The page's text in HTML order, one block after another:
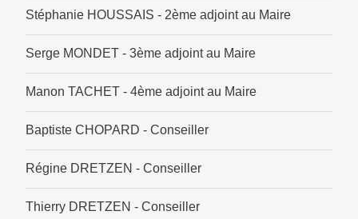
Stéphanie HOUSSAIS - 2ème adjoint au Maire
Serge MONDET - 3ème adjoint au Maire
Manon TACHET - 4ème adjoint au Maire
Baptiste CHOPARD - Conseiller
Régine DRETZEN - Conseiller
Thierry DRETZEN - Conseiller